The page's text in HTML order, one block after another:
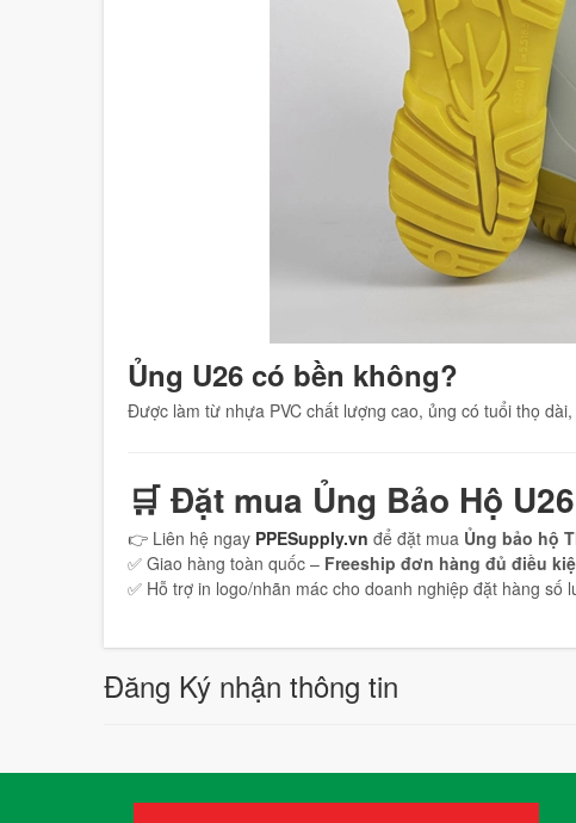
Ủng U26 có bền không?
Được làm từ nhựa PVC chất lượng cao, ủng có tuổi thọ
🛒Đặt mua Ủng Bảo Hộ
👉 Liên hệ ngay PPESupply.vn để đặt mua Ủng bảo hộ
✅ Giao hàng toàn quốc – Freeship đơn hàng đủ điều
✅ Hỗ trợ in logo/nhãn mác cho doanh nghiệp đặt hàng số
Đăng Ký nhận thông tin